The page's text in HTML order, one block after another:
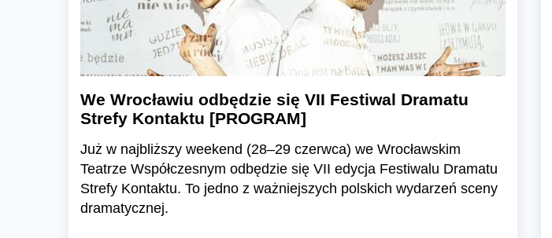
We Wrocławiu odbędzie się VII Festiwal Dramatu
Strefy Kontaktu [PROGRAM]
Już w najbliższy weekend (28–29 czerwca) we Wrocławskim
Teatrze Współczesnym odbędzie się VII edycja Festiwalu Dramatu
Strefy Kontaktu. To jedno z ważniejszych polskich wydarzeń sceny
dramatycznej.